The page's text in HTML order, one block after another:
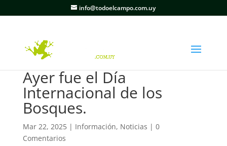
info@todoelcampo.com.uy
Ayer fue el Día
Internacional de los
Bosques.
Mar 22, 2025| Información, Noticias | 0
Comentarios